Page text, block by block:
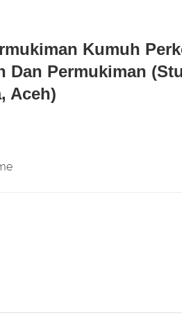
Kumuh
Dan Permukiman
Aceh)